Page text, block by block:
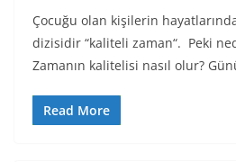
Çocuğu olan kişilerin
dizisidir “kaliteli zaman“. Peki
Zamanın kalitelisi nasıl olur?
Read More